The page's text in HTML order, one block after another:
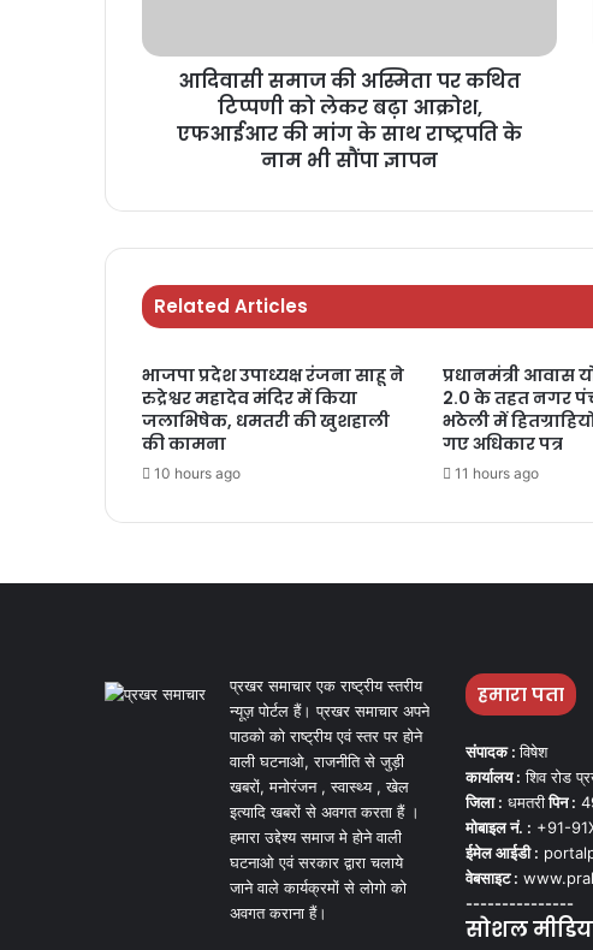
आदिवासी समाज की अस्मिता पर कथित
टिप्पणी को लेकर बढ़ा आक्रोश,
एफआईआर की मांग के साथ राष्ट्रपति के
नाम भी सौंपा ज्ञापन
Related Articles
भाजपा प्रदेश उपाध्यक्ष रंजना साहू ने
रुद्रेश्वर महादेव मंदिर में किया
जलाभिषेक, धमतरी की खुशहाली
की कामना
10 hours ago
प्रधानमंत्री आवास
2.0 के तहत नगर
भठेली में
गए अधिकार पत्र
11 hours ago
प्रखर समाचार एक राष्ट्रीय स्तरीय
न्यूज़ पोर्टल हैं। प्रखर समाचार अपने
पाठको को राष्ट्रीय एवं स्तर पर होने
वाली घटनाओ, राजनीति से जुड़ी
खबरों, मनोरंजन , स्वास्थ्य , खेल
इत्यादि खबरों से अवगत करता हैं ।
हमारा उद्देश्य समाज मे होने वाली
घटनाओ एवं सरकार द्वारा चलाये
जाने वाले कार्यक्रमों से लोगो को
अवगत कराना हैं।
हमारा पता
संपादक :विषेश
कार्यालय : शिव रोड
जिला : धमतरीपिन :
मोबाइल नं. : +91-
ईमेल आईडी :
वेबसाइट :
---------------
सोशल